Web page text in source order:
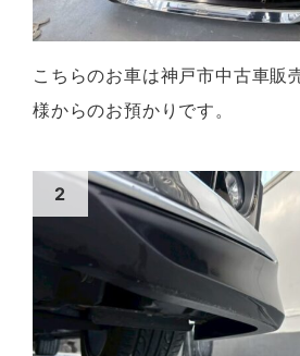
こちらのお車は神戸市中古車販
様からのお預かりです。